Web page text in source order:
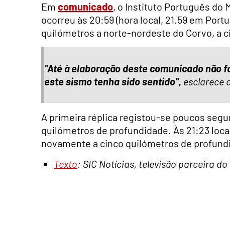
Em comunicado, o Instituto Português do
ocorreu às 20:59 (hora local, 21.59 em
quilómetros a norte-nordeste do Corvo, a
“Até à elaboração deste comunicado
este sismo tenha sido sentido”, esclarece
A primeira réplica registou-se poucos
quilómetros de profundidade. Às 21:23
novamente a cinco quilómetros de
Texto: SIC Notícias, televisão parceira do